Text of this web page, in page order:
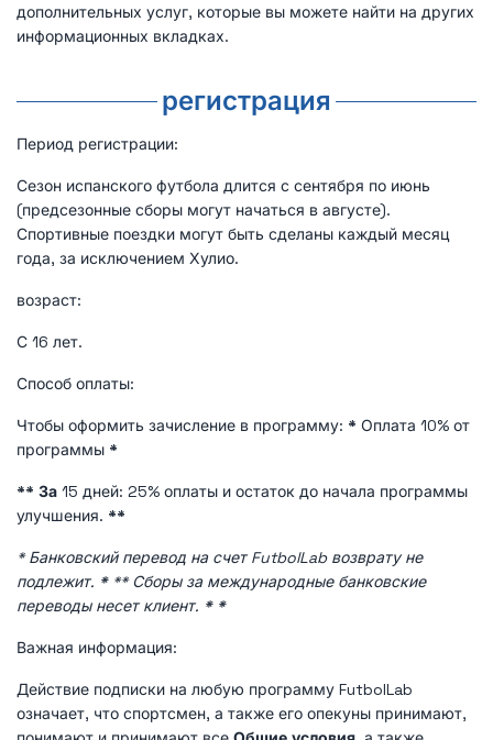
дополнительных услуг, которые вы можете найти на других
информационных вкладках.
регистрация
Период регистрации:
Сезон испанского футбола длится с сентября по июнь
(предсезонные сборы могут начаться в августе).
Спортивные поездки могут быть сделаны каждый месяц
года, за исключением Хулио.
возраст:
С 16 лет.
Способ оплаты:
Чтобы оформить зачисление в программу: * Оплата 10% от
программы *
** За 15 дней: 25% оплаты и остаток до начала программы
улучшения. **
* Банковский перевод на счет FutbolLab возврату не
подлежит. *** Сборы за международные банковские
переводы несет клиент. * *
Важная информация:
Действие подписки на любую программу FutbolLab
означает, что спортсмен, а также его опекуны принимают,